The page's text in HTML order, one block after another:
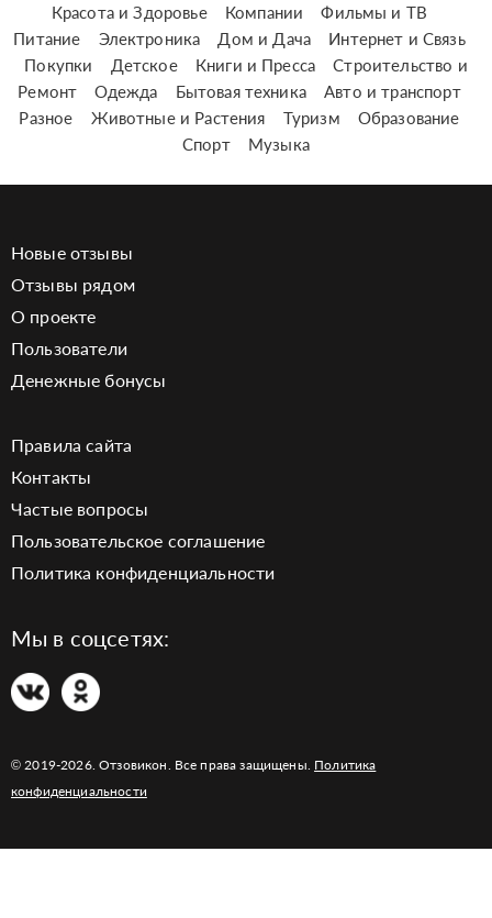
Красота и Здоровье Компании
Фильмы и ТВ
Питание
Электроника Дом и Дача
Интернет и Связь
Покупки
Детское Книги и Пресса
Строительство и
Ремонт
Одежда Бытовая техника
Авто и транспорт
Разное
Животные и Растения Туризм
Образование
Спорт
Музыка
Новые отзывы
Отзывы рядом
О проекте
Пользователи
Денежные бонусы
Правила сайта
Контакты
Частые вопросы
Пользовательское соглашение
Политика конфиденциальности
Мы в соцсетях:
© 2019-2026. Отзовикон. Все права защищены. Политика
конфиденциальности